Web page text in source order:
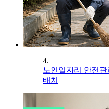
4.
노인일자리 안전
배치